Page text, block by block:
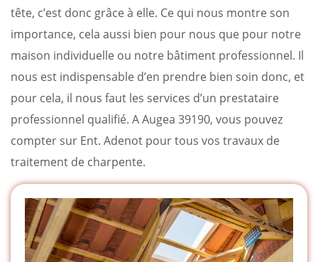
tête, c’est donc grâce à elle. Ce qui nous montre son
importance, cela aussi bien pour nous que pour notre
maison individuelle ou notre bâtiment professionnel. Il
nous est indispensable d’en prendre bien soin donc, et
pour cela, il nous faut les services d’un prestataire
professionnel qualifié. A Augea 39190, vous pouvez
compter sur Ent. Adenot pour tous vos travaux de
traitement de charpente.